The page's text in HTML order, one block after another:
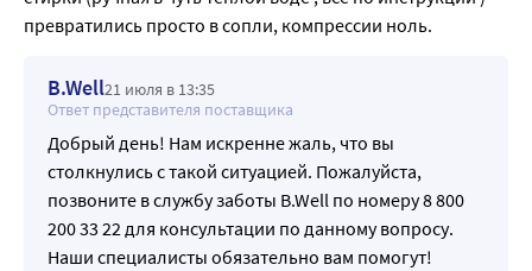
В составе резинки есть силикон.
непереносимости!
Компрессионный трикотаж следует носить в течение
дня.
ОСНОВНЫЕ ХАРАКТЕРИСТИКИ
-Градуированная или распределенная компрессия:
В производстве компрессионных изделий B.Well rehab
используются современные технологии компьютерного
превратились просто в сопли, компрессии ноль.
B.Well21 июля в 13:35
Ответ представителя поставщика
Добрый день! Нам искренне жаль, что вы
столкнулись с такой ситуацией. Пожалуйста,
позвоните в службу заботы B.Well по номеру 8 800
200 33 22 для консультации по данному вопросу.
Наши специалисты обязательно вам помогут!